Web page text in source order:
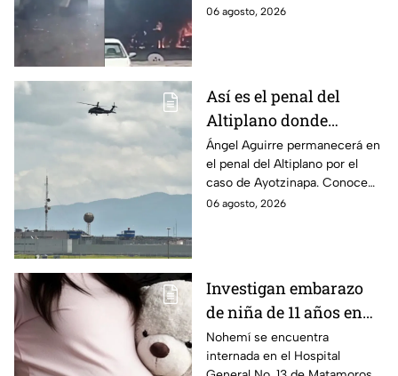
hospitalizadas. IMSS informó
06 agosto, 2026
Así es el penal del
Altiplano donde
permanecerá Ángel
Aguirre por caso
Ayotzinapa
Ángel Aguirre permanecerá en
el penal del Altiplano por el
caso de Ayotzinapa. Conoce
dónde está, cómo es esta
06 agosto, 2026
Investigan embarazo
de niña de 11 años en
Matamoros,
Tamaulipas; ¿qué pasó
Nohemí se encuentra
internada en el Hospital